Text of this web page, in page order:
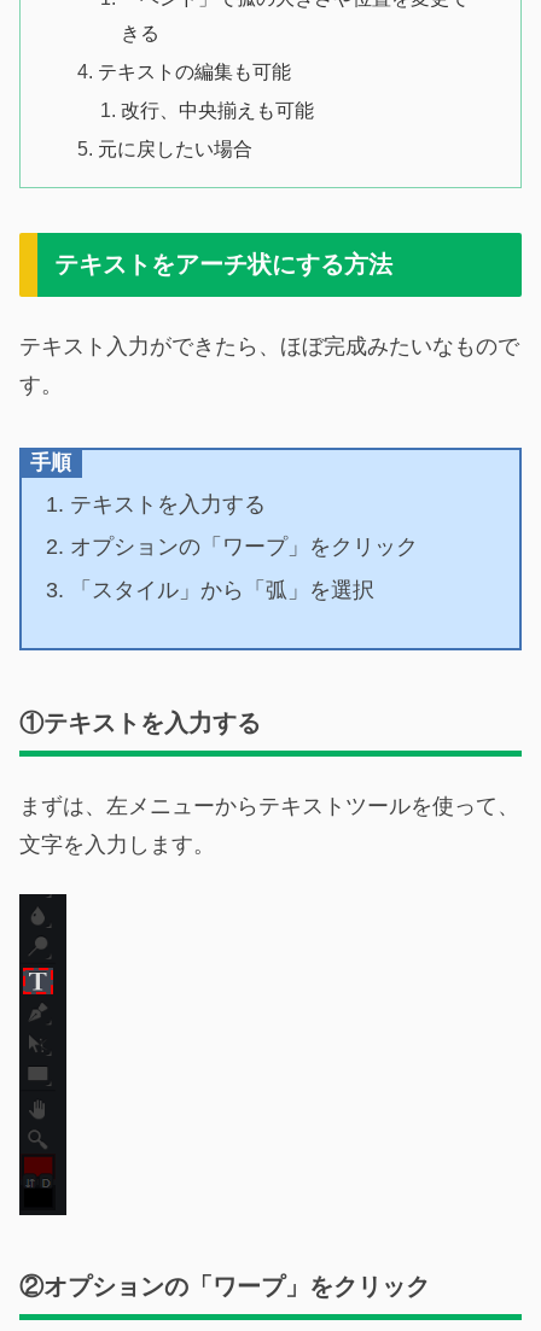
きる
テキストの編集も可能
改行、中央揃えも可能
元に戻したい場合
テキストをアーチ状にする方法
テキスト入力ができたら、ほぼ完成みたいなもので
す。
手順
テキストを入力する
オプションの「ワープ」をクリック
「スタイル」から「弧」を選択
①テキストを入力する
まずは、左メニューからテキストツールを使って、
文字を入力します。
②オプションの「ワープ」をクリック